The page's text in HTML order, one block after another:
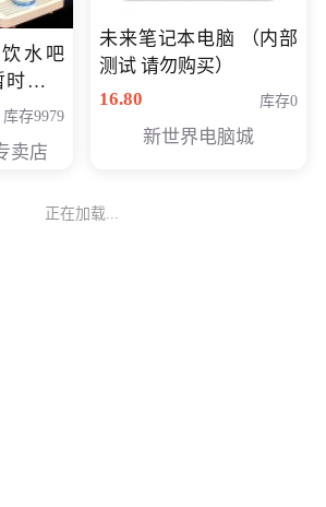
水吧
不要
库存9979
卖店
未来笔记本电脑 （内部
测试 请勿购买）
16.80
库存0
新世界电脑城
正在加载...